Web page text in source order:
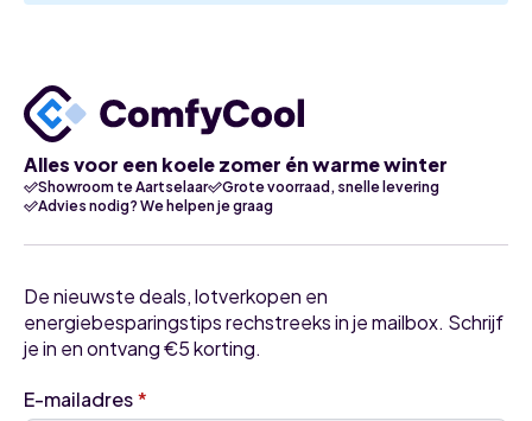
Alles voor een koele zomer én warme winter
Showroom te Aartselaar
Grote voorraad, snelle levering
Advies nodig? We helpen je graag
De nieuwste deals, lotverkopen en
energiebesparingstips rechstreeks in je mailbox. Schrijf
je in en ontvang €5 korting.
E-mailadres*